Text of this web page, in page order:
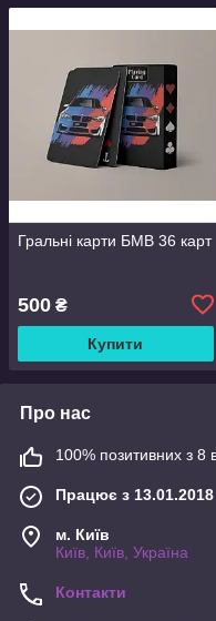
Гральні карти БМВ 36 карт
500 ₴
Купити
Про нас
100% позитивних з 8
Працює з 13.01.2018
м. Київ
Київ, Київ, Україна
Контакти